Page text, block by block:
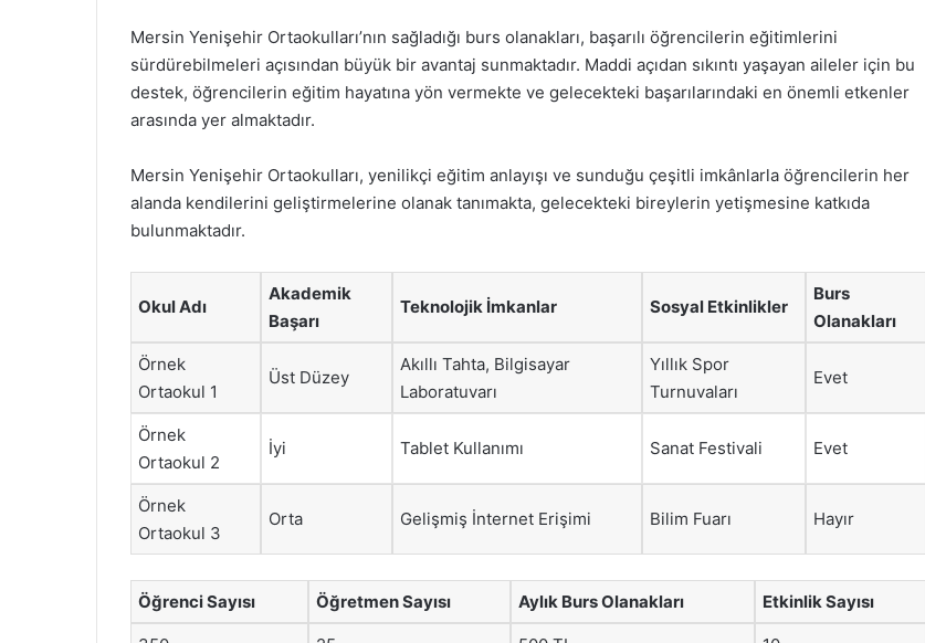
Mersin Yenişehir Ortaokulları’nın sağladığı burs olanakları, başarılı öğrencilerin eğitimlerini
sürdürebilmeleri açısından büyük bir avantaj sunmaktadır. Maddi açıdan sıkıntı yaşayan aileler için bu
destek, öğrencilerin eğitim hayatına yön vermekte ve gelecekteki başarılarındaki en önemli etkenler
arasında yer almaktadır.
Mersin Yenişehir Ortaokulları, yenilikçi eğitim anlayışı ve sunduğu çeşitli imkânlarla öğrencilerin her
alanda kendilerini geliştirmelerine olanak tanımakta, gelecekteki bireylerin yetişmesine katkıda
bulunmaktadır.
Okul Adı
Akademik
Başarı
Teknolojik İmkanlar Sosyal Etkinlikler
Burs
Olanakları
Örnek
Ortaokul 1
Üst Düzey
Akıllı Tahta, Bilgisayar
Laboratuvarı
Yıllık Spor
Turnuvaları
Evet
Örnek
Ortaokul 2
İyi Tablet Kullanımı Sanat Festivali Evet
Örnek
Ortaokul 3
Orta Gelişmiş İnternet Erişimi Bilim Fuarı Hayır
Öğrenci Sayısı Öğretmen Sayısı Aylık Burs Olanakları Etkinlik Sayısı